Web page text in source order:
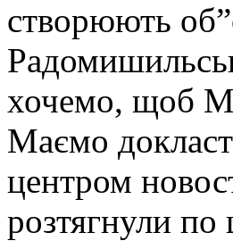
створюють
хочемо, щоб
Маємо
центром
розтягнули